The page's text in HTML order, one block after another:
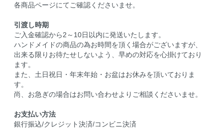
各商品ページにてご確認くださいませ。
引渡し時期
ご入金確認から2～10日以内に発送いたします。
ハンドメイドの商品の為お時間を頂く場合がございますが、
出来る限りお待たせしないよう、早めの対応を心掛けており
ます。
また、土日祝日・年末年始・お盆はお休みを頂いておりま
す。
尚、お急ぎの場合はお問い合わせよりご相談くださいませ。
お支払い方法
銀行振込/クレジット決済/コンビニ決済